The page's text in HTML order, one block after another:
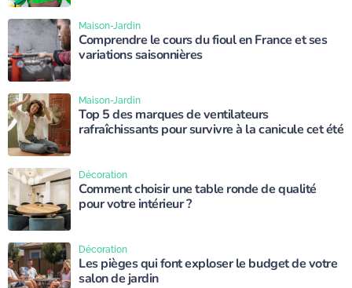
Comprendre le cours du fioul en France et ses
variations saisonnières
Maison-Jardin
Top 5 des marques de ventilateurs
rafraîchissants pour survivre à la canicule cet été
Maison-Jardin
Comment choisir une table ronde de qualité
pour votre intérieur ?
Décoration
Les pièges qui font exploser le budget de votre
salon de jardin
Décoration